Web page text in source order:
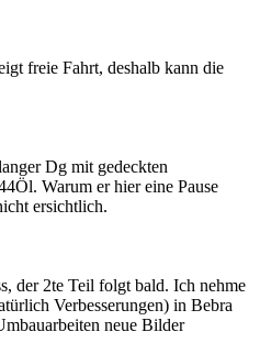
freie Fahrt, deshalb kann die
Dg mit gedeckten
Warum er hier eine Pause
ersichtlich.
der 2te Teil folgt bald. Ich nehme
Verbesserungen) in Bebra
neue Bilder